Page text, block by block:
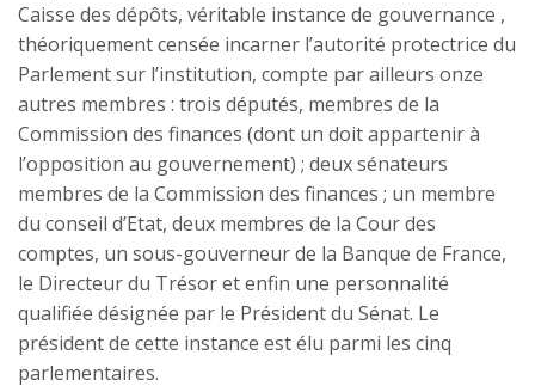
Caisse des dépôts, véritable instance de gouvernance ,
théoriquement censée incarner l’autorité protectrice du
Parlement sur l’institution, compte par ailleurs onze
autres membres : trois députés, membres de la
Commission des finances (dont un doit appartenir à
l’opposition au gouvernement) ; deux sénateurs
membres de la Commission des finances ; un membre
du conseil d’Etat, deux membres de la Cour des
comptes, un sous-gouverneur de la Banque de France,
le Directeur du Trésor et enfin une personnalité
qualifiée désignée par le Président du Sénat. Le
président de cette instance est élu parmi les cinq
parlementaires.